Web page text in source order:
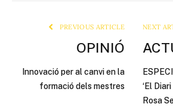
PREVIOUS ARTICLE
OPINIÓ
Innovació per al canvi en la
formació dels mestres
NEXT
‘El
Rosa